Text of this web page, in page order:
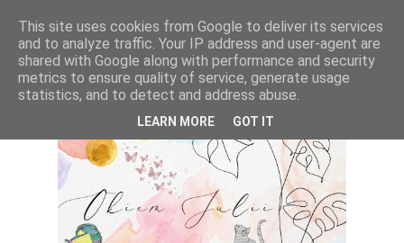
This site uses cookies from Google to deliver its services
and to analyze traffic. Your IP address and user-agent are
shared with Google along with performance and security
metrics to ensure quality of service, generate usage
statistics, and to detect and address abuse.
LEARN MORE GOT IT